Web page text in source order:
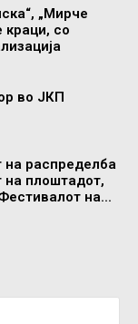
„Мирче
краци, со
во ЈКП
на распределба
на плоштадот,
на...